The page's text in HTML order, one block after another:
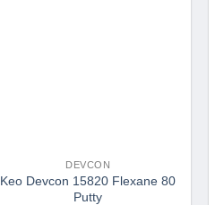
DEVCON
Keo Devcon 15820 Flexane 80
Putty